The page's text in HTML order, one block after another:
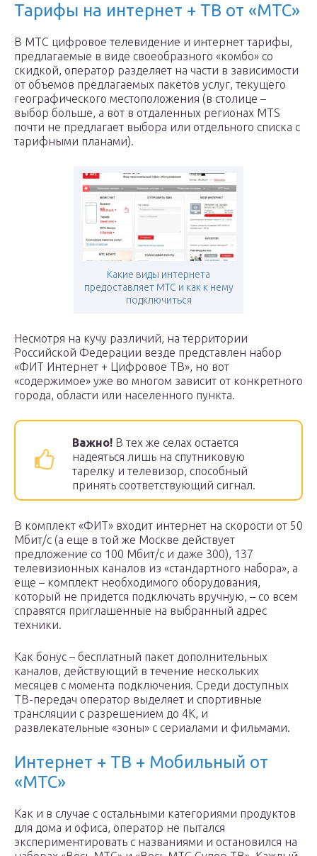
Тарифы на интернет + ТВ от «МТС»
В МТС цифровое телевидение и интернет тарифы,
предлагаемые в виде своеобразного «комбо» со
скидкой, оператор разделяет на части в зависимости
от объемов предлагаемых пакетов услуг, текущего
географического местоположения (в столице –
выбор больше, а вот в отдаленных регионах MTS
почти не предлагает выбора или отдельного списка с
тарифными планами).
Какие виды интернета
предоставляет МТС и как к нему
подключиться
Несмотря на кучу различий, на территории
Российской Федерации везде представлен набор
«ФИТ Интернет + Цифровое ТВ», но вот
«содержимое» уже во многом зависит от конкретного
города, области или населенного пункта.
Важно! В тех же селах остается
надеяться лишь на спутниковую
тарелку и телевизор, способный
принять соответствующий сигнал.
В комплект «ФИТ» входит интернет на скорости от 50
Мбит/с (а еще в той же Москве действует
предложение со 100 Мбит/с и даже 300), 137
телевизионных каналов из «стандартного набора», а
еще – комплект необходимого оборудования,
который не придется подключать вручную, – со всем
справятся приглашенные на выбранный адрес
техники.
Как бонус – бесплатный пакет дополнительных
каналов, действующий в течение нескольких
месяцев с момента подключения. Среди доступных
ТВ-передач оператор выделяет и спортивные
трансляции с разрешением до 4K, и
развлекательные «зоны» с сериалами и фильмами.
Интернет + ТВ + Мобильный от
«МТС»
Как и в случае с остальными категориями продуктов
для дома и офиса, оператор не пытался
экспериментировать с названиями и остановился на